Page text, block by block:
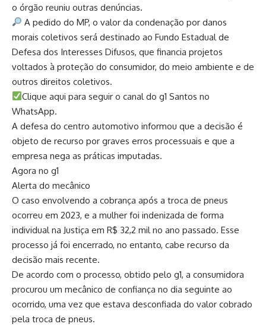
o órgão reuniu outras denúncias.
A pedido do MP, o valor da condenação por danos
morais coletivos será destinado ao Fundo Estadual de
Defesa dos Interesses Difusos, que financia projetos
voltados à proteção do consumidor, do meio ambiente e de
outros direitos coletivos.
Clique aqui para seguir o canal do g1 Santos no
WhatsApp.
A defesa do centro automotivo informou que a decisão é
objeto de recurso por graves erros processuais e que a
empresa nega as práticas imputadas.
Agora no g1
Alerta do mecânico
O caso envolvendo a cobrança após a troca de pneus
ocorreu em 2023, e a mulher foi indenizada de forma
individual na Justiça em R$ 32,2 mil no ano passado. Esse
processo já foi encerrado, no entanto, cabe recurso da
decisão mais recente.
De acordo com o processo, obtido pelo g1, a consumidora
procurou um mecânico de confiança no dia seguinte ao
ocorrido, uma vez que estava desconfiada do valor cobrado
pela troca de pneus.